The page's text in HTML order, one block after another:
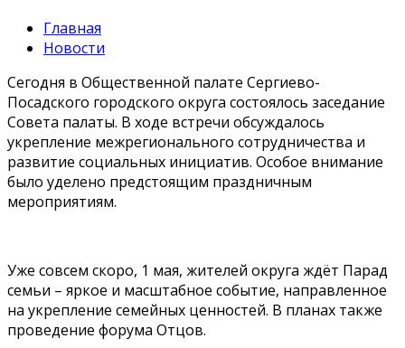
Главная
Новости
Сегодня в Общественной палате Сергиево-
Посадского городского округа состоялось заседание
Совета палаты. В ходе встречи обсуждалось
укрепление межрегионального сотрудничества и
развитие социальных инициатив. Особое внимание
было уделено предстоящим праздничным
мероприятиям.
Уже совсем скоро, 1 мая, жителей округа ждёт Парад
семьи – яркое и масштабное событие, направленное
на укрепление семейных ценностей. В планах также
проведение форума Отцов.